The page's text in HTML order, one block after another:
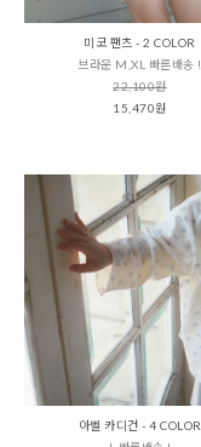
미코 팬츠 - 2 COLOR
브라운 M,XL 빠른배송 !
22,100원
15,470원
아벨 카디건 - 4 COLOR